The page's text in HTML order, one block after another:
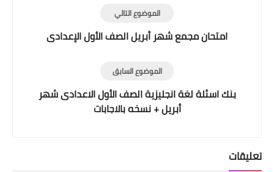
الموضوع التالي
امتحان مجمع شهر أبريل الصف الأول الإعدادى
الموضوع السابق
بنك اسئلة لغة انجليزية الصف الأول الاعدادى شهر
أبريل + نسخه بالاجابات
تعليقات